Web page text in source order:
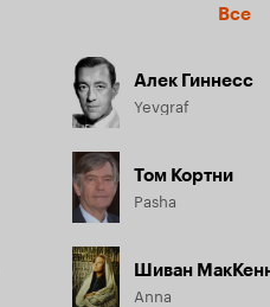
Все
Алек Гиннесс
Yevgraf
Том Кортни
Pasha
Шиван
Anna